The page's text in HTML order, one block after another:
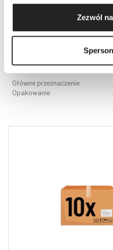
Zezwól
NILS Meisselpaste 500g
młotów hydraulicznych
73,80złbrutto
Główne przeznaczenie
Opakowanie